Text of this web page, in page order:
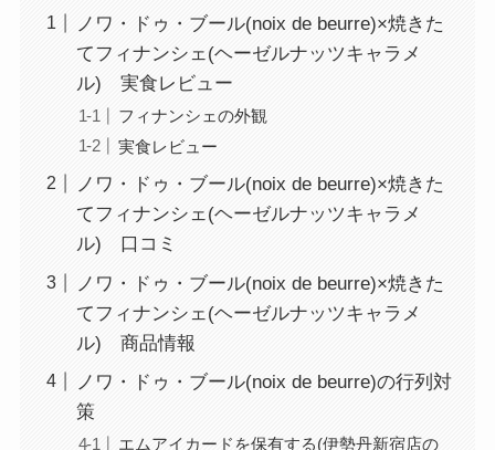
ノワ・ドゥ・ブール(noix de beurre)×焼きた
てフィナンシェ(ヘーゼルナッツキャラメ
ル) 実食レビュー
フィナンシェの外観
実食レビュー
ノワ・ドゥ・ブール(noix de beurre)×焼きた
てフィナンシェ(ヘーゼルナッツキャラメ
ル) 口コミ
ノワ・ドゥ・ブール(noix de beurre)×焼きた
てフィナンシェ(ヘーゼルナッツキャラメ
ル) 商品情報
ノワ・ドゥ・ブール(noix de beurre)の行列対
策
エムアイカードを保有する(伊勢丹新宿店の